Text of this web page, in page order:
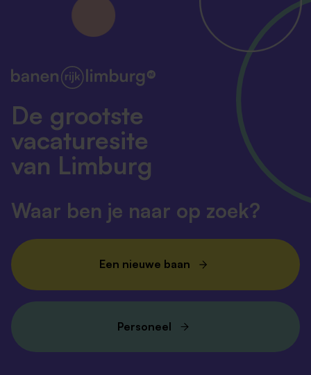
De grootste
vacaturesite
van Limburg
Waar ben je naar op zoek?
Een nieuwe baan
Personeel